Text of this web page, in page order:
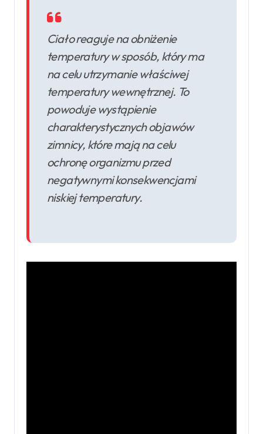
Ciało reaguje na obniżenie
temperatury w sposób, który ma
na celu utrzymanie właściwej
temperatury wewnętrznej. To
powoduje wystąpienie
charakterystycznych objawów
zimnicy, które mają na celu
ochronę organizmu przed
negatywnymi konsekwencjami
niskiej temperatury.